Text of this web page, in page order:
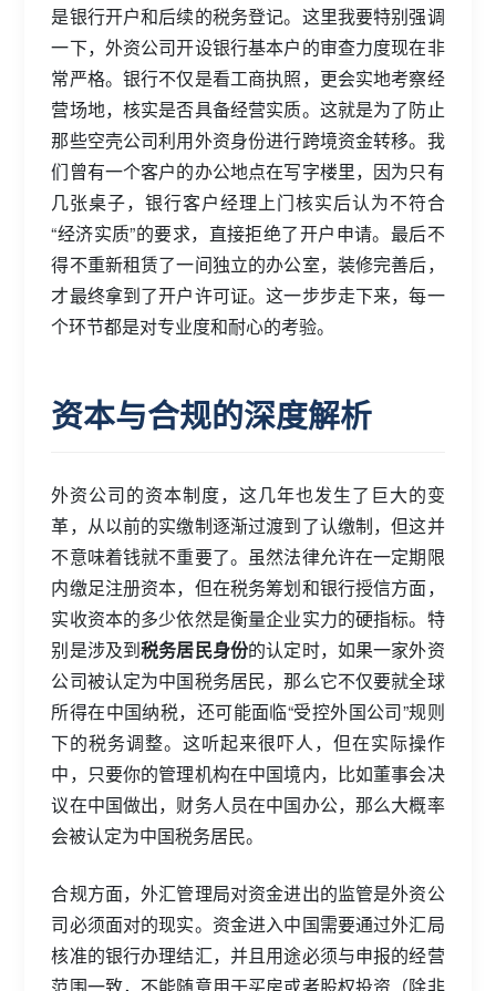
是银行开户和后续的税务登记。这里我要特别强调
一下，外资公司开设银行基本户的审查力度现在非
常严格。银行不仅是看工商执照，更会实地考察经
营场地，核实是否具备经营实质。这就是为了防止
那些空壳公司利用外资身份进行跨境资金转移。我
们曾有一个客户的办公地点在写字楼里，因为只有
几张桌子，银行客户经理上门核实后认为不符合
“经济实质”的要求，直接拒绝了开户申请。最后不
得不重新租赁了一间独立的办公室，装修完善后，
才最终拿到了开户许可证。这一步步走下来，每一
个环节都是对专业度和耐心的考验。
资本与合规的深度解析
外资公司的资本制度，这几年也发生了巨大的变
革，从以前的实缴制逐渐过渡到了认缴制，但这并
不意味着钱就不重要了。虽然法律允许在一定期限
内缴足注册资本，但在税务筹划和银行授信方面，
实收资本的多少依然是衡量企业实力的硬指标。特
别是涉及到税务居民身份的认定时，如果一家外资
公司被认定为中国税务居民，那么它不仅要就全球
所得在中国纳税，还可能面临“受控外国公司”规则
下的税务调整。这听起来很吓人，但在实际操作
中，只要你的管理机构在中国境内，比如董事会决
议在中国做出，财务人员在中国办公，那么大概率
会被认定为中国税务居民。
合规方面，外汇管理局对资金进出的监管是外资公
司必须面对的现实。资金进入中国需要通过外汇局
核准的银行办理结汇，并且用途必须与申报的经营